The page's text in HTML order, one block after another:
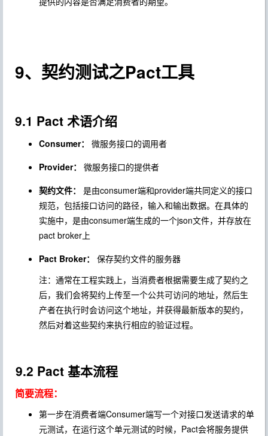
9、契约测试之Pact工具
9.1 Pact 术语介绍
Consumer：
微服务接口的调用者
Provider：
微服务接口的提供者
契约文件：
是由consumer端和provider端共同定义的接口
规范，包括接口访问的路径，输入和输出数据。在具体的
实施中，是由consumer端生成的一个json文件，并存放在
pact broker上
Pact Broker：
保存契约文件的服务器
注：通常在工程实践上，当消费者根据需要生成了契约之
后，我们会将契约上传至一个公共可访问的地址，然后生
产者在执行时会访问这个地址，并获得最新版本的契约，
然后对着这些契约来执行相应的验证过程。
9.2 Pact 基本流程
简要流程：
第一步在消费者端Consumer端写一个对接口发送请求的单
元测试，在运行这个单元测试的时候，Pact会将服务提供